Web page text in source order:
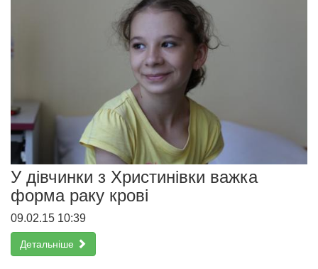
У дівчинки з Христинівки важка
форма раку крові
09.02.15 10:39
Детальніше